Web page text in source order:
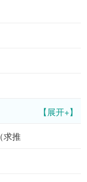
【展开+】
求推